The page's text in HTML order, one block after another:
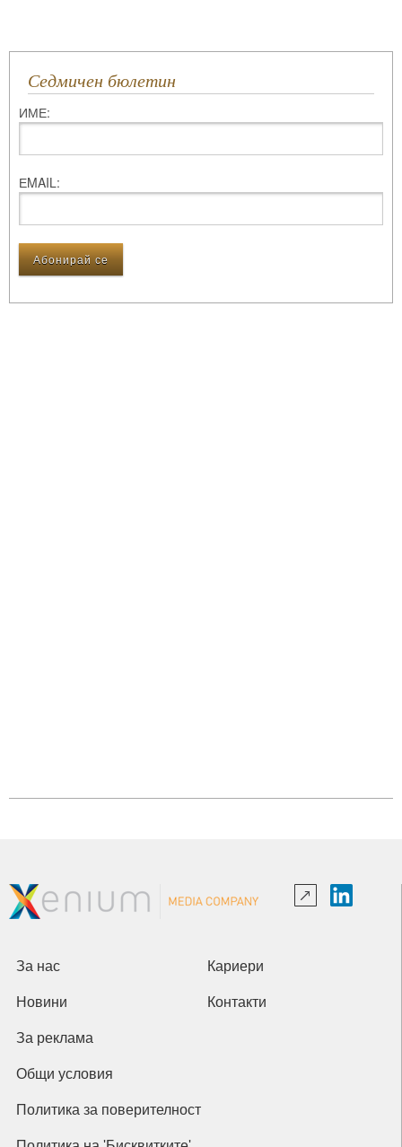
Седмичен бюлетин
ИМЕ:
ЕMAIL:
За нас Кариери
Новини Контакти
За реклама
Общи условия
Политика за поверителност